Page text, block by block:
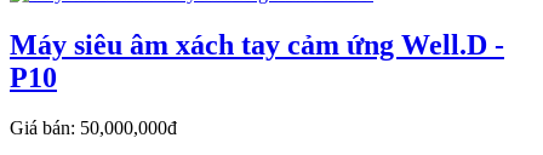
Máy siêu âm xách tay cảm ứng Well.D -
P10
Giá bán: 50,000,000đ